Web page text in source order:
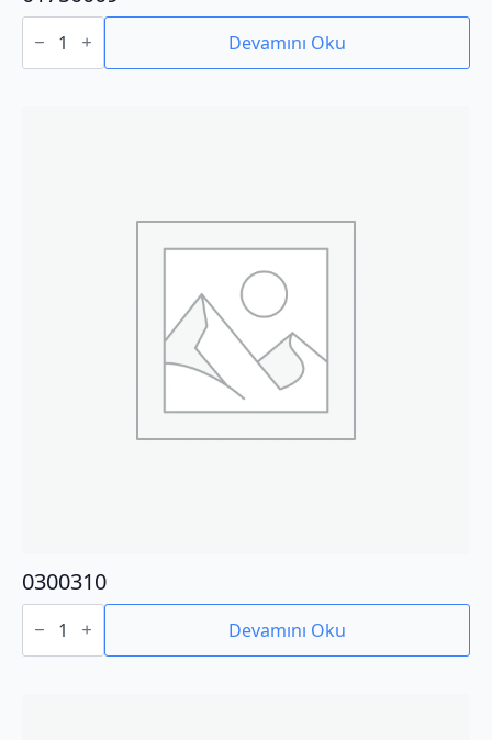
01750009
adet Devamını Oku
0300310
0300310
adet Devamını Oku